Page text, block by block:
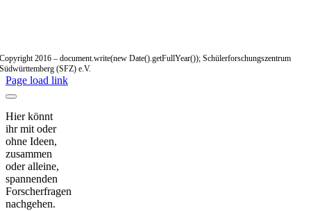
Copyright 2016 – document.write(new Date().getFullYear()); Schülerforschungszentrum
Südwürttemberg (SFZ) e.V.
Page load link
Hier könnt
ihr mit oder
ohne Ideen,
zusammen
oder alleine,
spannenden
Forscherfragen
nachgehen.